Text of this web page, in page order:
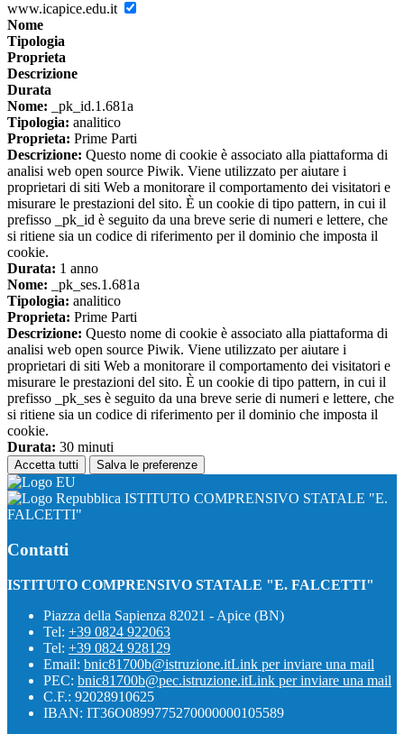
www.icapice.edu.it
Nome
Tipologia
Proprieta
Descrizione
Durata
Nome: _pk_id.1.681a
Tipologia: analitico
Proprieta: Prime Parti
Descrizione: Questo nome di cookie è associato alla piattaforma di
analisi web open source Piwik. Viene utilizzato per aiutare i
proprietari di siti Web a monitorare il comportamento dei visitatori e
misurare le prestazioni del sito. È un cookie di tipo pattern, in cui il
prefisso _pk_id è seguito da una breve serie di numeri e lettere, che
si ritiene sia un codice di riferimento per il dominio che imposta il
cookie.
Durata: 1 anno
Nome: _pk_ses.1.681a
Tipologia: analitico
Proprieta: Prime Parti
Descrizione: Questo nome di cookie è associato alla piattaforma di
analisi web open source Piwik. Viene utilizzato per aiutare i
proprietari di siti Web a monitorare il comportamento dei visitatori e
misurare le prestazioni del sito. È un cookie di tipo pattern, in cui il
prefisso _pk_ses è seguito da una breve serie di numeri e lettere, che
si ritiene sia un codice di riferimento per il dominio che imposta il
cookie.
Durata: 30 minuti
Accetta tutti Salva le preferenze
ISTITUTO COMPRENSIVO STATALE "E.
FALCETTI"
Contatti
ISTITUTO COMPRENSIVO STATALE "E. FALCETTI"
Piazza della Sapienza 82021 - Apice (BN)
Tel: +39 0824 922063
Tel: +39 0824 928129
Email: bnic81700b@istruzione.itLink per inviare una mail
PEC: bnic81700b@pec.istruzione.itLink per inviare una mail
C.F.: 92028910625
IBAN: IT36O0899775270000000105589